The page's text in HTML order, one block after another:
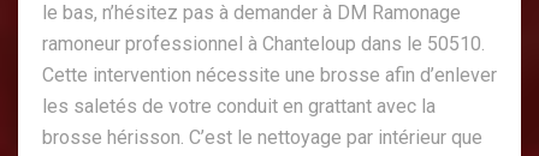
le bas, n’hésitez pas à demander à DM Ramonage
ramoneur professionnel à Chanteloup dans le 50510.
Cette intervention nécessite une brosse afin d’enlever
les saletés de votre conduit en grattant avec la
brosse hérisson. C’est le nettoyage par intérieur que